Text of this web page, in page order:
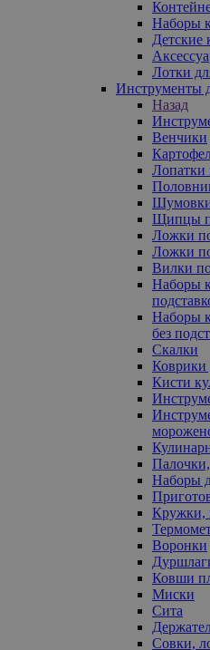
Наборы
Детские
Лотки
Инструменты
Назад
Венчики
Лопатки
Щипцы
Ложки
Ложки
Вилки
Наборы
Наборы
без
Скалки
Коврики
Кисти
Наборы
Кружки,
Воронки
Ковши
Миски
Сита
Совки,